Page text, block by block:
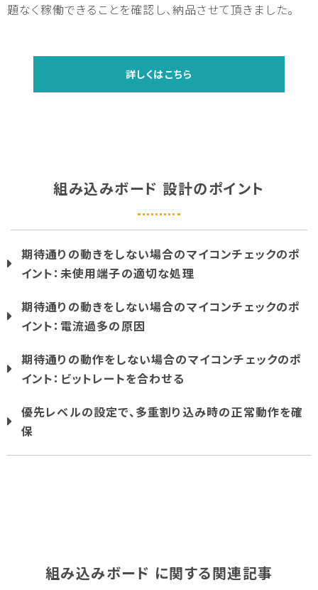
題なく稼働できることを確認し、納品させて頂きました。
詳しくはこちら
組み込みボード 設計のポイント
期待通りの動きをしない場合のマイコンチェックのポ
イント：未使用端子の適切な処理
期待通りの動きをしない場合のマイコンチェックのポ
イント：電流過多の原因
期待通りの動作をしない場合のマイコンチェックのポ
イント：ビットレートを合わせる
優先レベルの設定で、多重割り込み時の正常動作を確
保
組み込みボード に関する関連記事